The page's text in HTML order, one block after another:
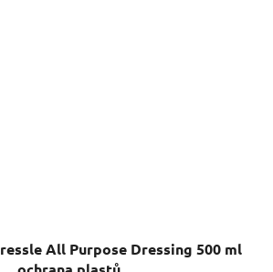
All Purpose Dressing 500 ml